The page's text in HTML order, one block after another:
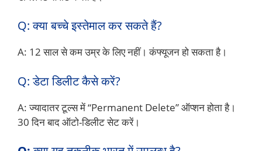
Q: क्या बच्चे इस्तेमाल कर सकते हैं?
A: 12 साल से कम उम्र के लिए नहीं। कंफ्यूजन हो सकता है।
Q: डेटा डिलीट कैसे करें?
A: ज्यादातर टूल्स में “Permanent Delete” ऑप्शन होता है।
30 दिन बाद ऑटो-डिलीट सेट करें।